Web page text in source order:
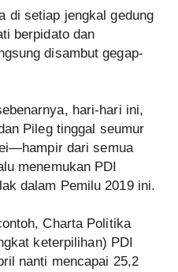
di setiap jengkal gedung
berpidato dan
disambut gegap-
hari-hari ini,
Pileg tinggal seumur
dari semua
menemukan PDI
dalam Pemilu 2019 ini.
Charta Politika
keterpilihan) PDI
nanti mencapai 25,2